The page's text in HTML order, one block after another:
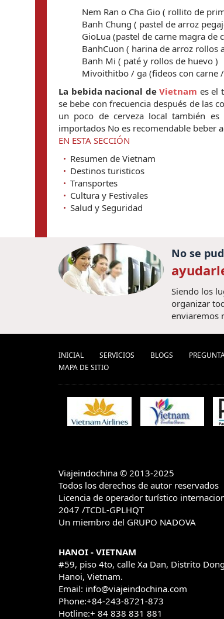
Nem Ran o Cha Gio ( rollito de
Banh Chung ( pastel de arroz
GioLua (pastel de carne magra de
BanhCuon ( harina de arroz rollos
Banh Mi ( paté y rollos de huevo )
Mivoithitbo / ga (fideos con carne
La bebida nacional deVietnam es el
se bebe con frecuencia después de las
un poco de cerveza local también
importados No es recomendable beber
EN ESTA SECCIÓN
Resumen de Vietnam
Destinos turisticos
Transportes
Cultura y Festivales
Salud y Seguridad
No se
Siendo los
organizar
enviaremos
INICIAL SERVICIOS BLOGS
MAPA DE SITIO
Viajeindochina © 2013-2025
Todos los derechos de autor reservados
Licencia de operador turístico
2047 /TCDL-GPLHQT
Un miembro del GRUPO NADOVA
HANOI - VIETNAM
#59, piso 4to, calle Xa Dan, Distrito
Hanoi, Vietnam.
Email: info@viajeindochina.com
Phone:+84-243-8721-873
Hotline:+ 84 838 831 881